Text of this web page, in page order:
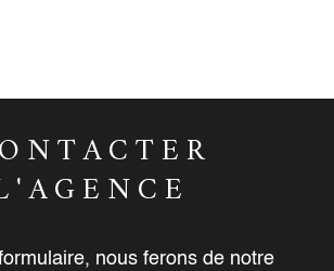
nous ferons de notre